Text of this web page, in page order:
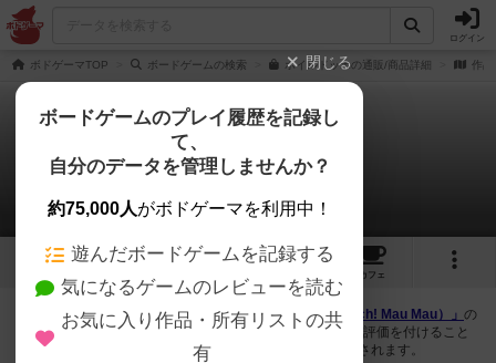
ログイン
ボドゲーマTOP ボードゲームの検索 ホイルドッホの通販/商品詳細 作品
ホイルドッホ
6件の画像
6 4
カフェ
ボドゲーマにログインすると、 「ホイルドッホ（Heul doch! Mau Mau）」 の
画像をアップロード出来たり、他のユーザーの投稿画像に評価を付けること
ができます。また、トップ6の画像は様々なページで表示されます。
閉じる
ボードゲームのプレイ履歴を記録し
て、
自分のデータを管理しませんか？
約75,000人がボドゲーマを利用中！
遊んだボードゲームを記録する
気になるゲームのレビューを読む
お気に入り作品・所有リストの共
有